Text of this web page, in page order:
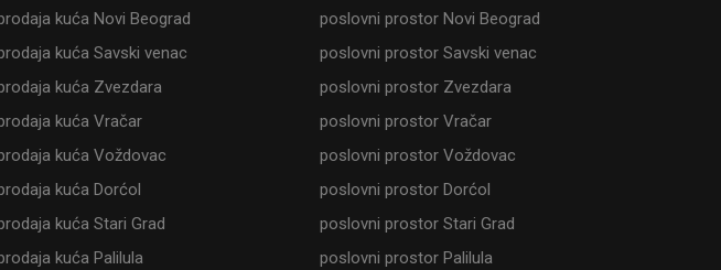
kuća Novi Beograd
kuća Savski venac
kuća Zvezdara
kuća Vračar
kuća Voždovac
kuća Dorćol
kuća Stari Grad
kuća Palilula
poslovni prostor Novi Beograd
poslovni prostor Savski venac
poslovni prostor Zvezdara
poslovni prostor Vračar
poslovni prostor Voždovac
poslovni prostor Dorćol
poslovni prostor Stari Grad
poslovni prostor Palilula